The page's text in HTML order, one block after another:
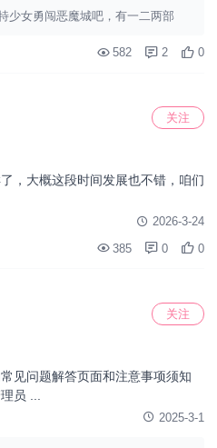
少女勇闯恶魔城吧，有一二两部
582 2 0
关注
，大概这段时间发展也不错，咱们
2026-3-24
385 0 0
关注
见问题解答页面和注意事项须知
员 ...
2025-3-1